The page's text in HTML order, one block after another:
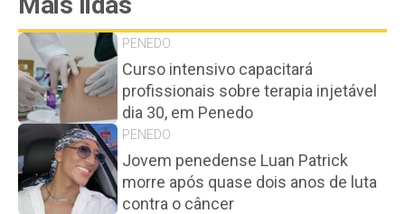
PENEDO
Curso intensivo capacitará
profissionais sobre terapia injetável
dia 30, em Penedo
PENEDO
Jovem penedense Luan Patrick
morre após quase dois anos de luta
contra o câncer